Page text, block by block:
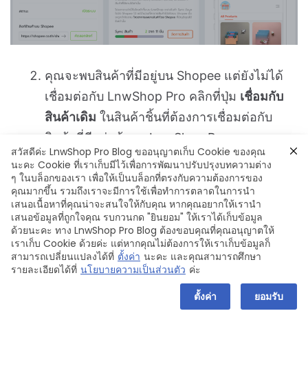
คุณจะพบสินค้าที่มีอยู่บน Shopee แต่ยังไม่ได้
เชื่อมต่อกับ LnwShop Pro คลิกที่ปุ่ม เชื่อมกับ
สินค้าเดิม ในสินค้าชิ้นที่ต้องการเชื่อมต่อกับ
สินค้าที่มีอยู่แล้วบน LnwShop Pro
นะคะ Cookie ที่เราเก็บมีไว้เพื่อการพัฒนาปรับปรุงบทความต่าง
ๆ ในบล็อกของเรา เพื่อให้เป็นบล็อกที่ตรงกับความต้องการของ
คุณมากขึ้น รวมถึงเราจะมีการใช้เพื่อทำการตลาดในการนำ
เสนอเนื้อหาที่คุณน่าจะสนใจให้กับคุณ หากคุณอยากให้เรานำ
เสนอข้อมูลที่ถูกใจคุณ รบกวนกด "ยินยอม" ให้เราได้เก็บข้อมูล
ด้วยนะคะ ทาง LnwShop Pro Blog ต้องขอบคุณที่คุณอนุญาตให้
เราเก็บ Cookie ด้วยค่ะ แต่หากคุณไม่ต้องการให้เราเก็บข้อมูลก็
สามารถเปลี่ยนแปลงได้ที่ตั้งค่านะคะ และคุณสามารถศึกษา
รายละเอียดได้ที่นโยบายความเป็นส่วนตัวค่ะ
ตั้งค่า
ยอมรับ